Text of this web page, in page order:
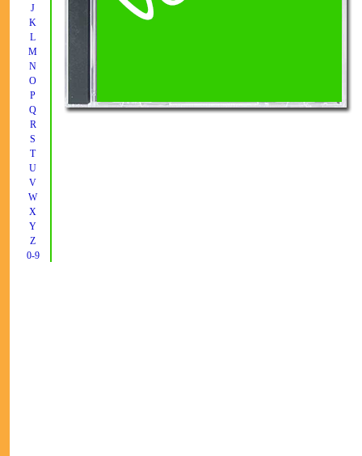
J
K
L
M
N
O
P
Q
R
S
T
U
V
W
X
Y
Z
0-9